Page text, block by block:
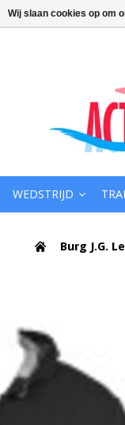
WEDSTRIJD
Burg J.G.
Wij slaan cookies op om